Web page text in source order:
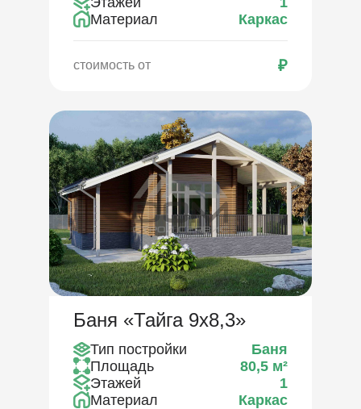
Материал
Каркас
стоимость от ₽
Баня «Тайга 9х8,3»
Тип постройки
Баня
Площадь
80,5 м²
Этажей
1
Материал
Каркас